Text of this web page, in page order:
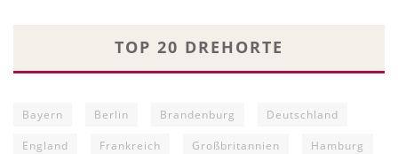
TOP 20 DREHORTE
Bayern Berlin Brandenburg Deutschland
England Frankreich Großbritannien Hamburg